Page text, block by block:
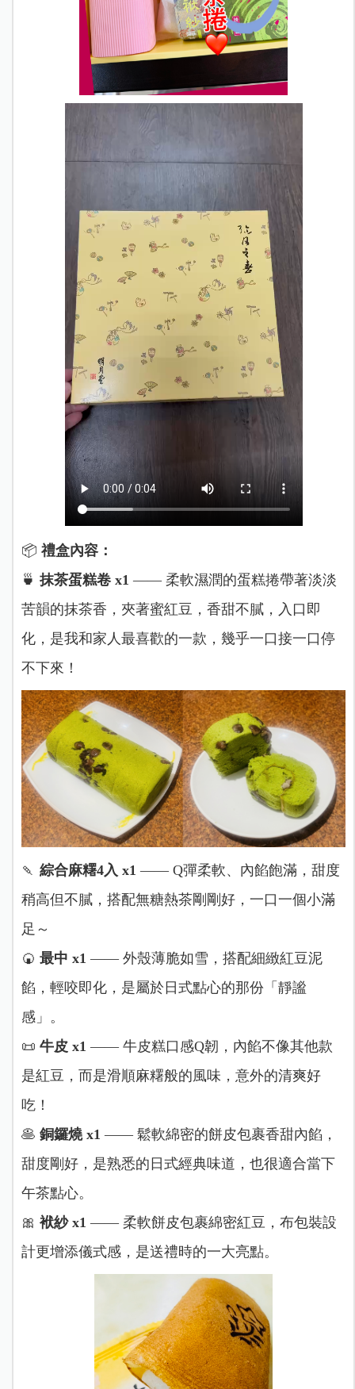
📦 禮盒內容：
🍵 抹茶蛋糕卷 x1 —— 柔軟濕潤的蛋糕捲帶著淡淡
苦韻的抹茶香，夾著蜜紅豆，香甜不膩，入口即
化，是我和家人最喜歡的一款，幾乎一口接一口停
不下來！
🍡 綜合麻糬4入 x1 —— Q彈柔軟、內餡飽滿，甜度
稍高但不膩，搭配無糖熱茶剛剛好，一口一個小滿
足～
🍘 最中 x1 —— 外殼薄脆如雪，搭配細緻紅豆泥
餡，輕咬即化，是屬於日式點心的那份「靜謐
感」。
📜 牛皮 x1 —— 牛皮糕口感Q韌，內餡不像其他款
是紅豆，而是滑順麻糬般的風味，意外的清爽好
吃！
🥞 銅鑼燒 x1 —— 鬆軟綿密的餅皮包裹香甜內餡，
甜度剛好，是熟悉的日式經典味道，也很適合當下
午茶點心。
🎀 袱紗 x1 —— 柔軟餅皮包裹綿密紅豆，布包裝設
計更增添儀式感，是送禮時的一大亮點。